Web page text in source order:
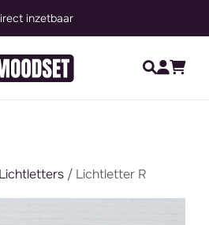
inzetbaar
Lichtletters / Lichtletter R